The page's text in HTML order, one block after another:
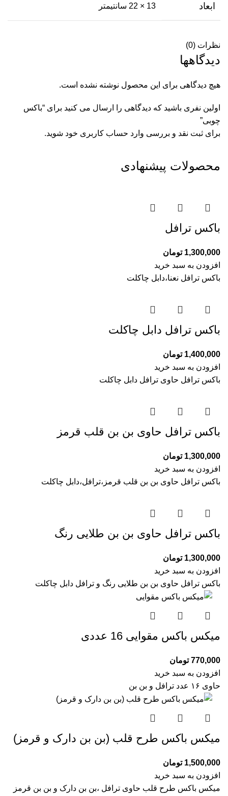
ابعاد 13 × 22 سانتیمتر
نظرات (0)
دیدگاهها
هیچ دیدگاهی برای این محصول نوشته نشده است.
اولین نفری باشید که دیدگاهی را ارسال می کنید برای “باکس
چوبی”
برای ثبت نقد و بررسی وارد حساب کاربری خود شوید.
محصولات پیشنهادی
باکس ترافل
1,300,000 تومان
افزودن به سبد خرید
باکس ترافل نعنا،دابل چاکلت
باکس ترافل دابل چاکلت
1,400,000 تومان
افزودن به سبد خرید
باکس ترافل حاوی ترافل دابل چاکلت
باکس ترافل حاوی بن بن قلب قرمز
1,300,000 تومان
افزودن به سبد خرید
باکس ترافل حاوی بن بن قلب قرمز،ترافل،دابل چاکلت
باکس ترافل حاوی بن بن طلایی رنگ
1,300,000 تومان
افزودن به سبد خرید
باکس ترافل حاوی بن بن طلایی رنگ و ترافل دابل چاکلت
میکس باکس مقوایی 16 عددی
770,000 تومان
افزودن به سبد خرید
حاوی ۱۶ عدد ترافل و بن بن
میکس باکس طرح قلب (بن بن دارک و قرمز)
1,500,000 تومان
افزودن به سبد خرید
میکس باکس طرح قلب حاوی ترافل ،بن بن دارک و بن بن قرمز